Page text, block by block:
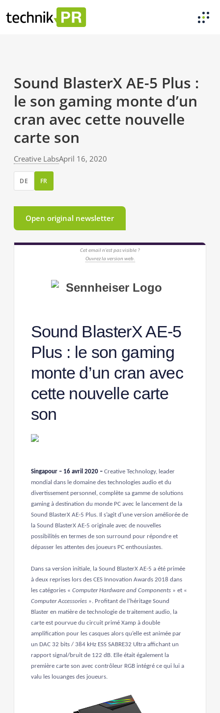
Sound BlasterX AE-5 Plus :
le son gaming monte d’un
cran avec cette nouvelle
carte son
Creative LabsApril 16, 2020
DE FR
Open original newsletter